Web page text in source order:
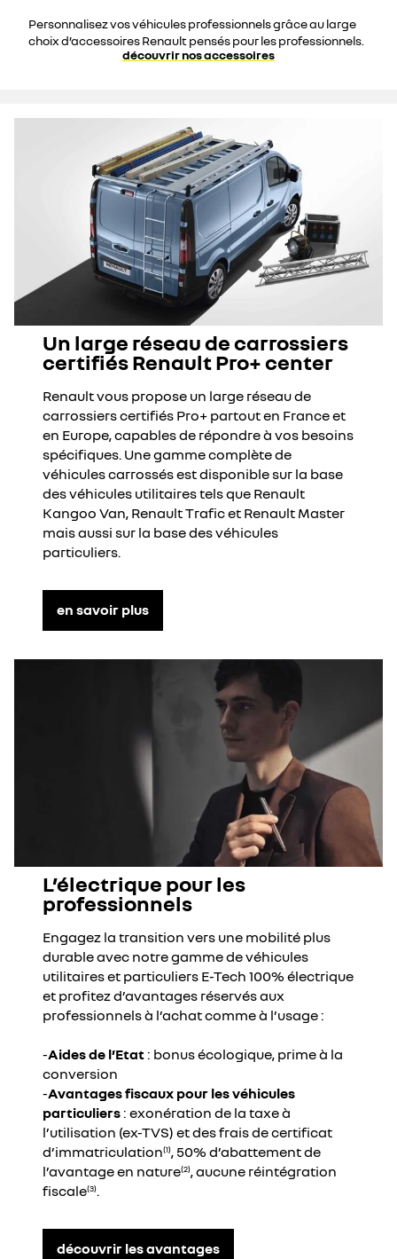
Personnalisez vos véhicules professionnels grâce au large
choix d’accessoires Renault pensés pour les professionnels.
découvrir nos accessoires
Un large réseau de carrossiers
certifiés Renault Pro+ center
Renault vous propose un large réseau de
carrossiers certifiés Pro+ partout en France et
en Europe, capables de répondre à vos besoins
spécifiques. Une gamme complète de
véhicules carrossés est disponible sur la base
des véhicules utilitaires tels que Renault
Kangoo Van, Renault Trafic et Renault Master
mais aussi sur la base des véhicules
particuliers.
en savoir plus
L’électrique pour les
professionnels
Engagez la transition vers une mobilité plus
durable avec notre gamme de véhicules
utilitaires et particuliers E-Tech 100% électrique
et profitez d’avantages réservés aux
professionnels à l’achat comme à l’usage :
-Aides de l’Etat : bonus écologique, prime à la
conversion
-Avantages fiscaux pour les véhicules
particuliers : exonération de la taxe à
l’utilisation (ex-TVS) et des frais de certificat
d’immatriculation(1), 50% d’abattement de
l’avantage en nature(2), aucune réintégration
fiscale(3).
découvrir les avantages